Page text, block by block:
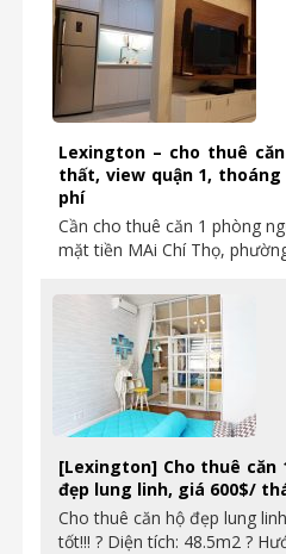
Lexington – cho thuê
thất, view quận 1,
phí
Cần cho thuê căn 1 phòng
mặt tiền MAi Chí Thọ,
[Lexington] Cho thuê
đẹp lung linh, giá 600$/
Cho thuê căn hộ đẹp lung
tốt!!! ? Diện tích: 48.5m2 ?